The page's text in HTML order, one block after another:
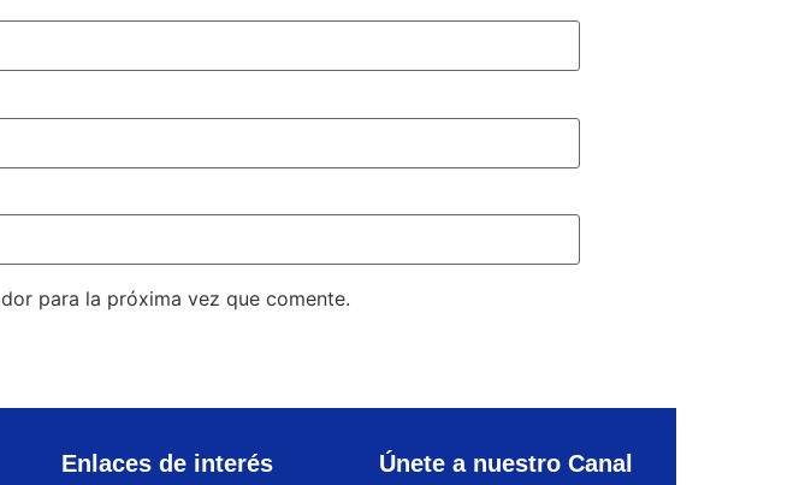
para la próxima vez que comente.
Enlaces de interés Únete a nuestro Canal